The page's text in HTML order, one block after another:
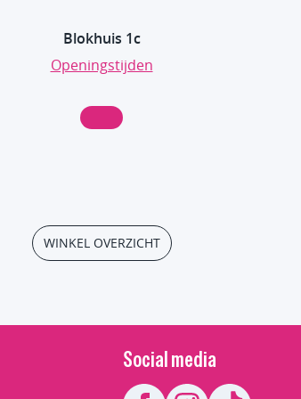
Blokhuis 1c
Openingstijden
WINKEL OVERZICHT
Social media